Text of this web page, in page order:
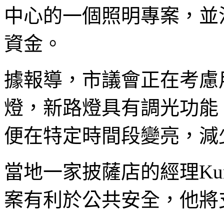
中心的一個照明專案，
資金。
據報導，市議會正在考
燈，新路燈具有調光功
便在特定時間段變亮，
當地一家披薩店的經理
案有利於公共安全，他